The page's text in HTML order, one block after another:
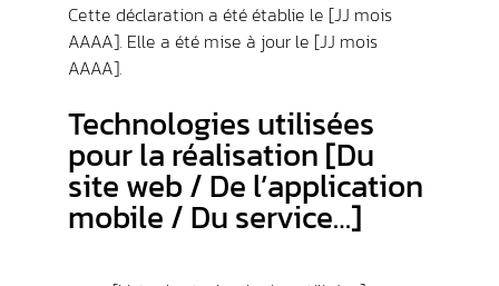
Cette déclaration a été établie le [JJ mois
AAAA]. Elle a été mise à jour le [JJ mois
AAAA].
Technologies utilisées
pour la réalisation [Du
site web / De l’application
mobile / Du service…]